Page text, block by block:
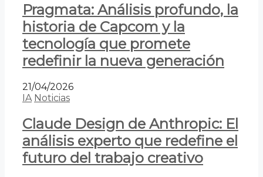
Pragmata: Análisis profundo, la
historia de Capcom y la
tecnología que promete
redefinir la nueva generación
21/04/2026
IA Noticias
Claude Design de Anthropic: El
análisis experto que redefine el
futuro del trabajo creativo